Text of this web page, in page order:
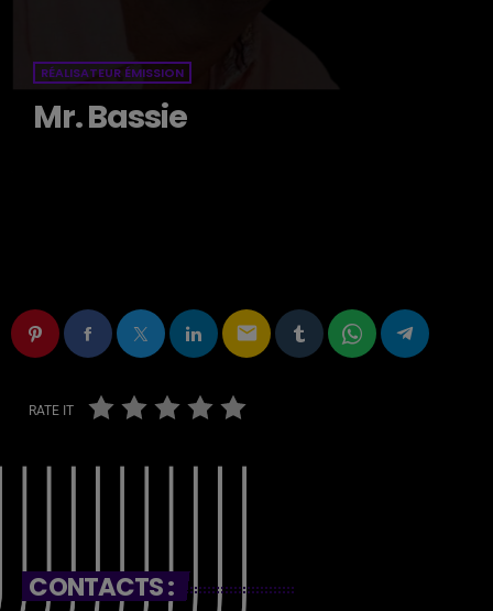
RÉALISATEUR ÉMISSION
Mr. Bassie
email
RATE IT
CONTACTS :